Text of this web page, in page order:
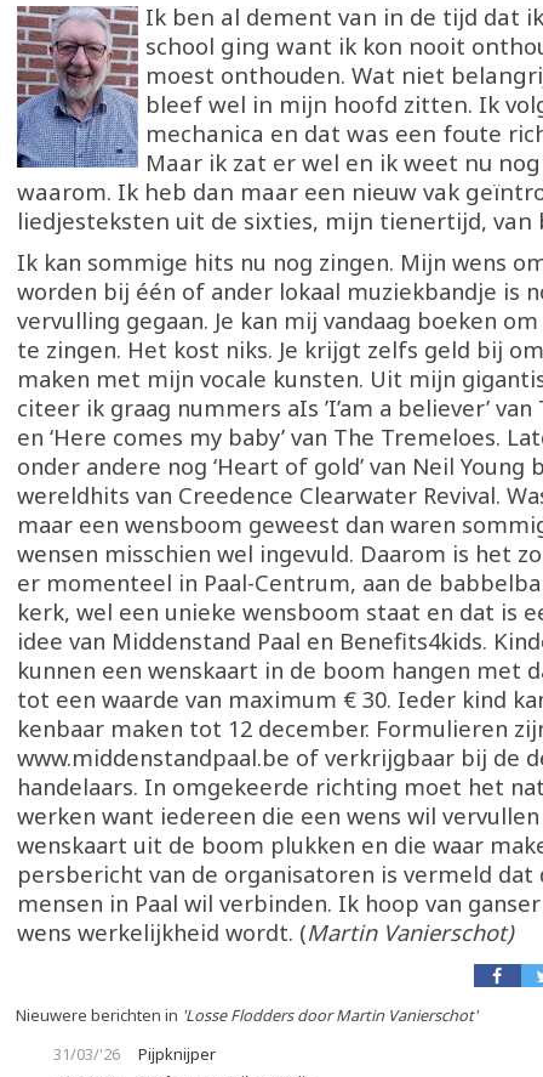
Ik ben al dement van in de tijd dat
school ging want ik kon nooit
moest onthouden. Wat niet
bleef wel in mijn hoofd zitten. Ik
mechanica en dat was een foute
Maar ik zat er wel en ik weet nu
waarom. Ik heb dan maar een nieuw vak
liedjesteksten uit de sixties, mijn tienertijd, van
Ik kan sommige hits nu nog zingen. Mijn wens
worden bij één of ander lokaal muziekbandje is
vervulling gegaan. Je kan mij vandaag boeken
te zingen. Het kost niks. Je krijgt zelfs geld bij
maken met mijn vocale kunsten. Uit mijn
citeer ik graag nummers aIs ’I’am a believer’
en ‘Here comes my baby’ van The Tremeloes.
onder andere nog ‘Heart of gold’ van Neil Young
wereldhits van Creedence Clearwater Revival.
maar een wensboom geweest dan waren
wensen misschien wel ingevuld. Daarom is het
er momenteel in Paal-Centrum, aan de
kerk, wel een unieke wensboom staat en dat is
idee van Middenstand Paal en Benefits4kids.
kunnen een wenskaart in de boom hangen met
tot een waarde van maximum € 30. Ieder kind
kenbaar maken tot 12 december. Formulieren
www.middenstandpaal.be of verkrijgbaar bij de
handelaars. In omgekeerde richting moet het
werken want iedereen die een wens wil
wenskaart uit de boom plukken en die waar
persbericht van de organisatoren is vermeld dat
mensen in Paal wil verbinden. Ik hoop van
wens werkelijkheid wordt. (Martin Vanierschot)
Nieuwere berichten in 'Losse Flodders door Martin Vanierschot'
31/03/'26
Pijpknijper